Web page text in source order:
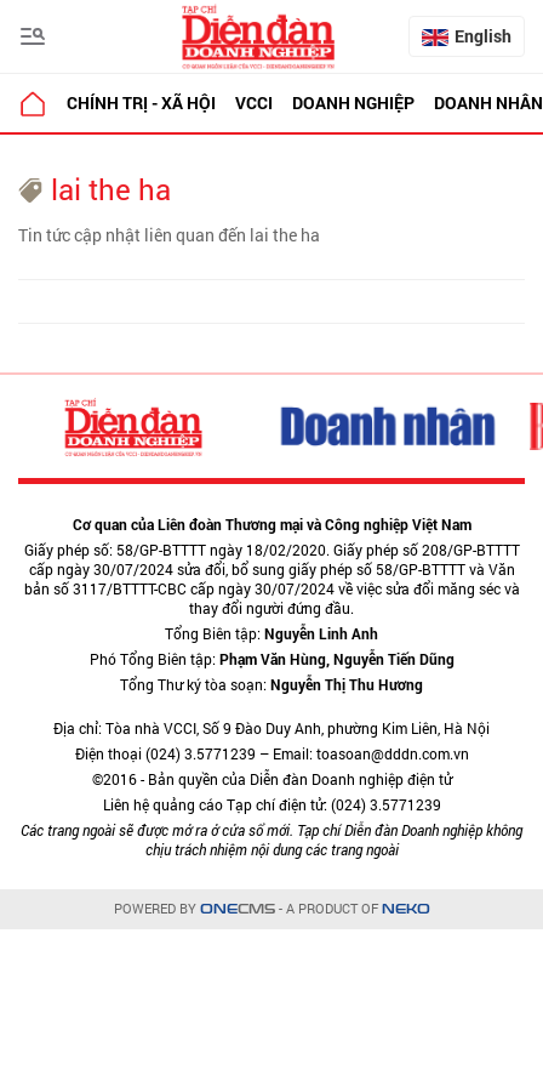
English
CHÍNH TRỊ - XÃ HỘI VCCI DOANH NGHIỆP DOANH NHÂN
lai the ha
Tin tức cập nhật liên quan đến lai the ha
Cơ quan của Liên đoàn Thương mại và Công nghiệp Việt Nam
Giấy phép số: 58/GP-BTTTT ngày 18/02/2020. Giấy phép số 208/GP-BTTTT
cấp ngày 30/07/2024 sửa đổi, bổ sung giấy phép số 58/GP-BTTTT và Văn
bản số 3117/BTTTT-CBC cấp ngày 30/07/2024 về việc sửa đổi măng séc và
thay đổi người đứng đầu.
Tổng Biên tập:Nguyễn Linh Anh
Phó Tổng Biên tập:Phạm Văn Hùng, Nguyễn Tiến Dũng
Tổng Thư ký tòa soạn:Nguyễn Thị Thu Hương
Địa chỉ: Tòa nhà VCCI, Số 9 Đào Duy Anh, phường Kim Liên, Hà Nội
Điện thoại (024) 3.5771239 – Email: toasoan@dddn.com.vn
©2016 - Bản quyền của Diễn đàn Doanh nghiệp điện tử
Liên hệ quảng cáo Tạp chí điện tử: (024) 3.5771239
Các trang ngoài sẽ được mở ra ở cửa sổ mới. Tạp chí Diễn đàn Doanh nghiệp không
chịu trách nhiệm nội dung các trang ngoài
POWERED BY ONECMS- A PRODUCT OF NEKO